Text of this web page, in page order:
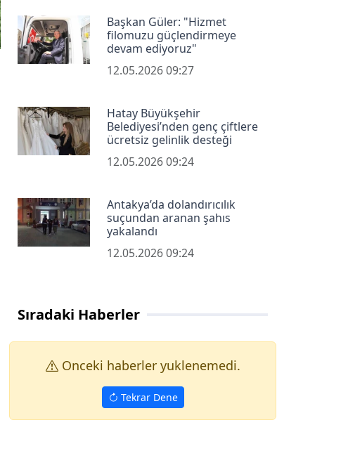
Başkan Güler: "Hizmet
filomuzu güçlendirmeye
devam ediyoruz"
12.05.2026 09:27
Hatay Büyükşehir
Belediyesi’nden genç çiftlere
ücretsiz gelinlik desteği
12.05.2026 09:24
Antakya’da dolandırıcılık
suçundan aranan şahıs
yakalandı
12.05.2026 09:24
Sıradaki Haberler
Onceki haberler yuklenemedi.
Tekrar Dene